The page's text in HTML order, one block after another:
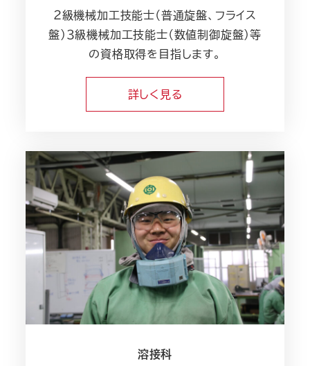
２級機械加工技能士（普通旋盤、フライス
盤）３級機械加工技能士（数値制御旋盤）等
の資格取得を目指します。
詳しく見る
溶接科